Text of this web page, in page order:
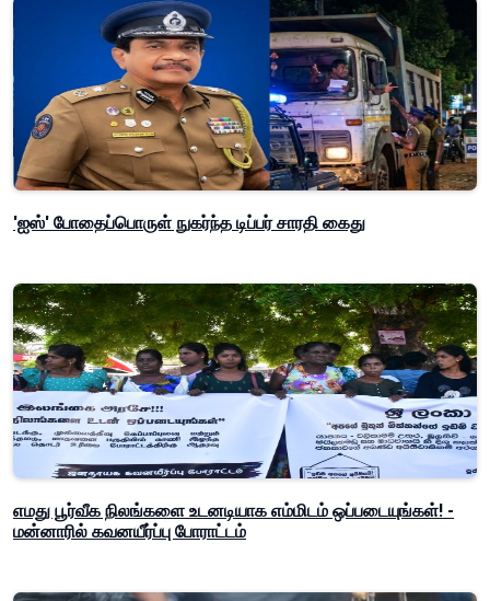
'ஐஸ்' போதைப்பொருள் நுகர்ந்த டிப்பர் சாரதி கைது
எமது பூர்வீக நிலங்களை உடனடியாக எம்மிடம் ஒப்படையுங்கள்! -
மன்னாரில் கவனயீர்ப்பு போராட்டம்